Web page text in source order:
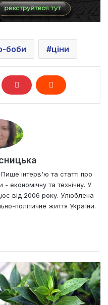
боби ціни
інтерв'ю та статті про
- економічну та технічну. У
від 2006 року. Улюблена
політичне життя України.